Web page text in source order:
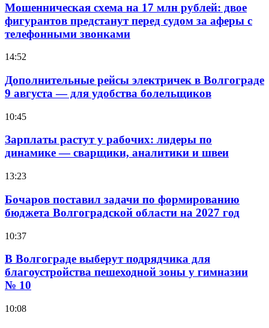
Мошенническая схема на 17 млн рублей: двое
фигурантов предстанут перед судом за аферы с
телефонными звонками
14:52
Дополнительные рейсы электричек в Волгограде
9 августа — для удобства болельщиков
10:45
Зарплаты растут у рабочих: лидеры по
динамике — сварщики, аналитики и швеи
13:23
Бочаров поставил задачи по формированию
бюджета Волгоградской области на 2027 год
10:37
В Волгограде выберут подрядчика для
благоустройства пешеходной зоны у гимназии
№ 10
10:08